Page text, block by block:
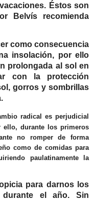
Éstos son
Belvís recomienda
como consecuencia
insolación, por ello
prolongada al sol en
con la protección
gorros y sombrillas
radical es perjudicial
ello, durante los primeros
no romper de forma
como de comidas para
paulatinamente la
para darnos los
durante el año. Sin